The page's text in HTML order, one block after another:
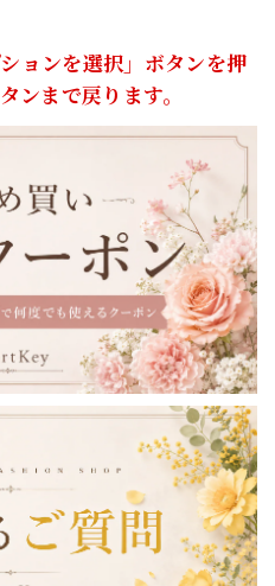
ョンを選択」ボタンを押
ンまで戻ります。